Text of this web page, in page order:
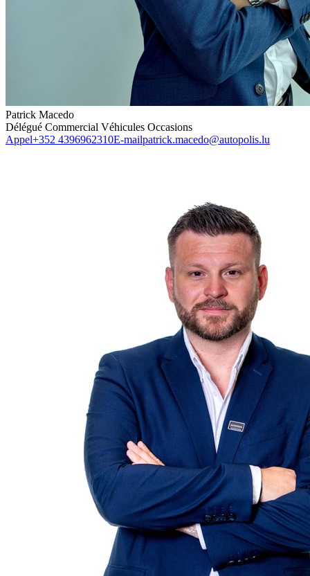
Patrick Macedo
Délégué Commercial Véhicules Occasions
Appel+352 4396962310E-mailpatrick.macedo@autopolis.lu